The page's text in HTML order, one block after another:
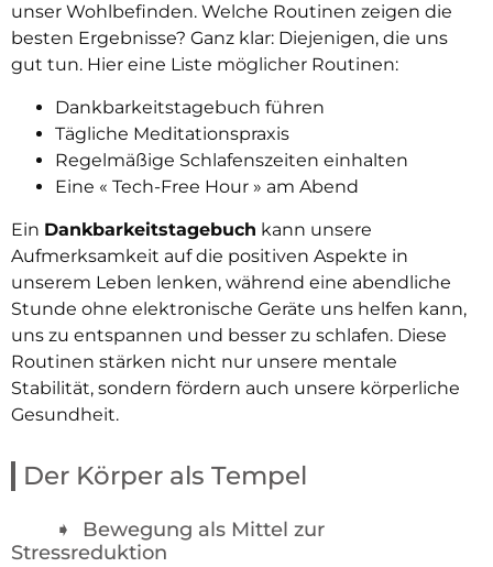
unser Wohlbefinden. Welche Routinen zeigen die
besten Ergebnisse? Ganz klar: Diejenigen, die uns
gut tun. Hier eine Liste möglicher Routinen:
Dankbarkeitstagebuch führen
Tägliche Meditationspraxis
Regelmäßige Schlafenszeiten einhalten
Eine « Tech-Free Hour » am Abend
Ein Dankbarkeitstagebuch kann unsere
Aufmerksamkeit auf die positiven Aspekte in
unserem Leben lenken, während eine abendliche
Stunde ohne elektronische Geräte uns helfen kann,
uns zu entspannen und besser zu schlafen. Diese
Routinen stärken nicht nur unsere mentale
Stabilität, sondern fördern auch unsere körperliche
Gesundheit.
Der Körper als Tempel
Bewegung als Mittel zur
Stressreduktion